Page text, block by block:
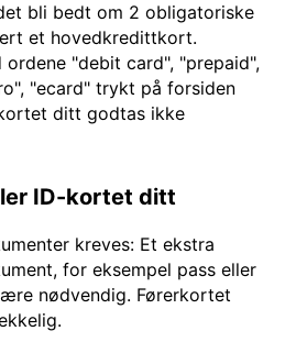
bli bedt om 2 obligatoriske
et hovedkredittkort.
"debit card", "prepaid",
"ecard" trykt på forsiden
ditt godtas ikke
ID-kortet ditt
kreves: Et ekstra
for eksempel pass eller
nødvendig. Førerkortet